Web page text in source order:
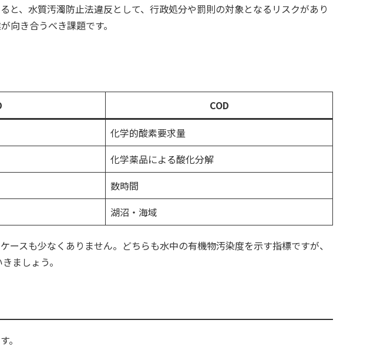
、水質汚濁防止法違反として、行政処分や罰則の対象となるリスクがあり
向き合うべき課題です。
COD
化学的酸素要求量
化学薬品による酸化分解
数時間
湖沼・海域
スも少なくありません。どちらも水中の有機物汚染度を示す指標ですが、
ましょう。
。